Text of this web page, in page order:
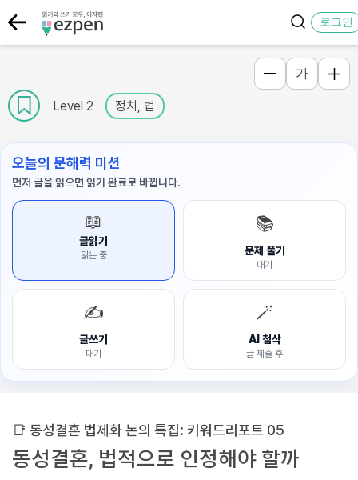
로그인
Level 2 정치, 법
가
오늘의 문해력 미션
먼저 글을 읽으면 읽기 완료로 바뀝니다.
📖
글읽기
읽는 중
📚
문제 풀기
대기
✍️
글쓰기
대기
🪄
AI 첨삭
글 제출 후
📑 동성결혼 법제화 논의 특집: 키워드리포트 05
동성결혼, 법적으로 인정해야 할까